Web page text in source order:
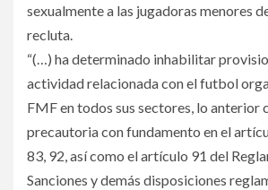
sexualmente a las jugadoras menores
recluta.
“(…) ha determinado inhabilitar
actividad relacionada con el futbol
FMF en todos sus sectores, lo anterior
precautoria con fundamento en el
83, 92, así como el artículo 91 del
Sanciones y demás disposiciones